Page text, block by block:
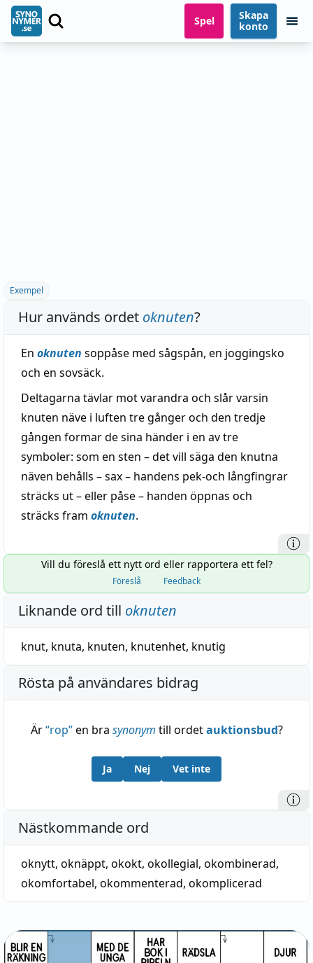
Spel
Skapa
konto
Exempel
Hur används ordet oknuten?
En oknuten soppåse med sågspån, en joggingsko
och en sovsäck.
Deltagarna tävlar mot varandra och slår varsin
knuten näve i luften tre gånger och den tredje
gången formar de sina händer i en av tre
symboler: som en sten – det vill säga den knutna
näven behålls – sax – handens pek-och långfingrar
sträcks ut – eller påse – handen öppnas och
sträcks fram oknuten.
Vill du föreslå ett nytt ord eller rapportera ett fel?
Föreslå Feedback
Liknande ord till oknuten
knut, knuta, knuten, knutenhet, knutig
Rösta på användares bidrag
Är“rop”en bra synonym till ordetauktionsbud?
Ja Nej Vet inte
Nästkommande ord
oknytt, oknäppt, okokt, okollegial, okombinerad,
okomfortabel, okommenterad, okomplicerad